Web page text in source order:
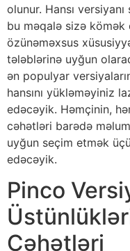
olunur. Hansı
bu məqalə sizə kömək
özünəməxsus
tələblərinə uyğun
ən populyar
hansını yükləməyiniz
edəcəyik. Həmçinin,
cəhətləri barədə
uyğun seçim etmək
edəcəyik.
Pinco
Cəhətləri